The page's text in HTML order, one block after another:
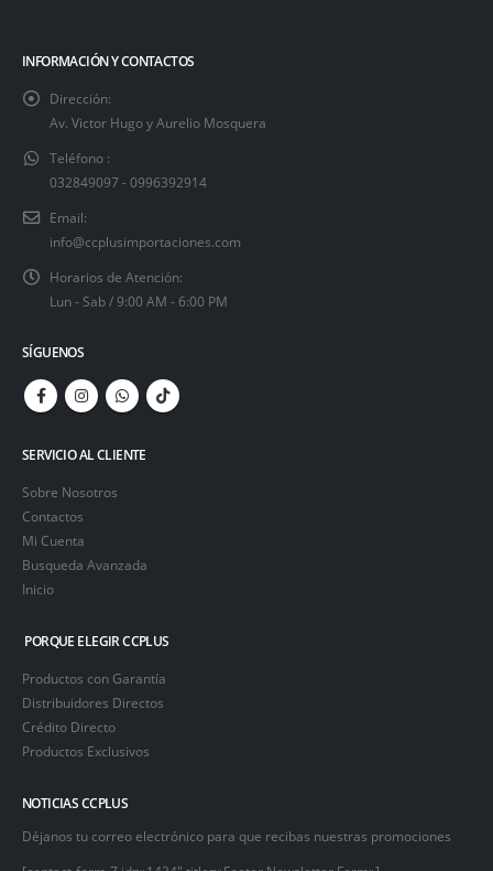
INFORMACIÓN Y CONTACTOS
Dirección:
Av. Victor Hugo y Aurelio Mosquera
Teléfono :
032849097 - 0996392914
Email:
info@ccplusimportaciones.com
Horarios de Atención:
Lun - Sab / 9:00 AM - 6:00 PM
SÍGUENOS
SERVICIO AL CLIENTE
Sobre Nosotros
Contactos
Mi Cuenta
Busqueda Avanzada
Inicio
PORQUE ELEGIR CCPLUS
Productos con Garantía
Distribuidores Directos
Crédito Directo
Productos Exclusivos
NOTICIAS CCPLUS
Déjanos tu correo electrónico para que recibas nuestras promociones